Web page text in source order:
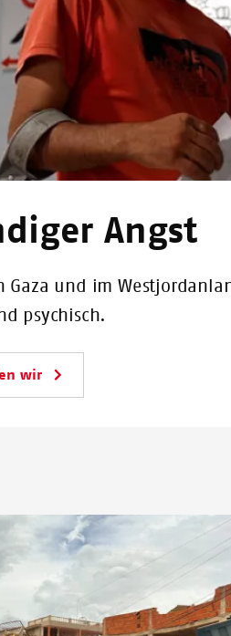
Angst
Gaza und im
psychisch.
wir